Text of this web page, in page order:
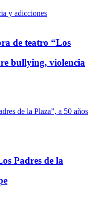
de teatro “Los
bullying, violencia
Padres de la